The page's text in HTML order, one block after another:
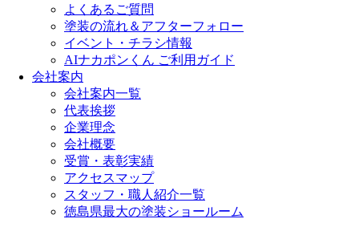
よくあるご質問
塗装の流れ＆アフターフォロー
イベント・チラシ情報
AIナカポンくん ご利用ガイド
会社案内
会社案内一覧
代表挨拶
企業理念
会社概要
受賞・表彰実績
アクセスマップ
スタッフ・職人紹介一覧
徳島県最大の塗装ショールーム